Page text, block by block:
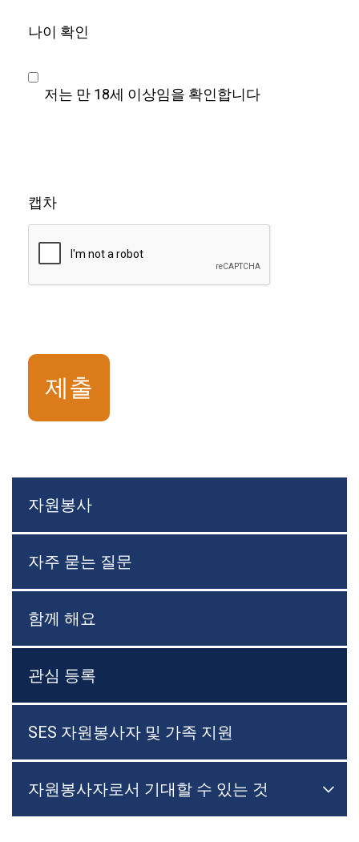
나이 확인
저는 만 18세 이상임을 확인합니다
캡차
자원봉사
자주 묻는 질문
함께 해요
관심 등록
SES 자원봉사자 및 가족 지원
자원봉사자로서 기대할 수 있는 것 메뉴
